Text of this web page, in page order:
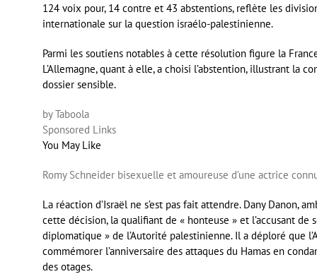
124 voix pour, 14 contre et 43 abstentions, reflète les
internationale sur la question israélo-palestinienne.
Parmi les soutiens notables à cette résolution figure la
L’Allemagne, quant à elle, a choisi l’abstention, illustrant la
dossier sensible.
by Taboola
Sponsored Links
You May Like
Romy Schneider bisexuelle et amoureuse d’une actrice
La réaction d’Israël ne s’est pas fait attendre. Dany Danon,
cette décision, la qualifiant de « honteuse » et l’accusant
diplomatique » de l’Autorité palestinienne. Il a déploré que
commémorer l’anniversaire des attaques du Hamas en
des otages.